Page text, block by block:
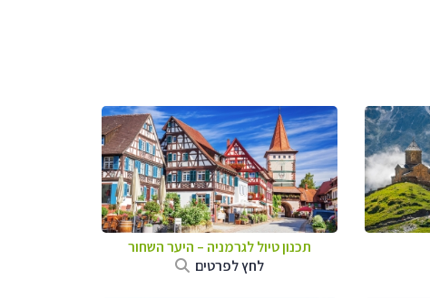
תכנון טיול לגרמניה – היער השחור
לחץ לפרטים